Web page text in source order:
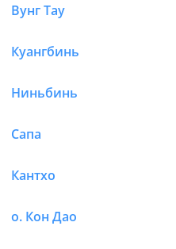
Вунг Тау
Куангбинь
Ниньбинь
Сапа
Кантхо
о. Кон Дао